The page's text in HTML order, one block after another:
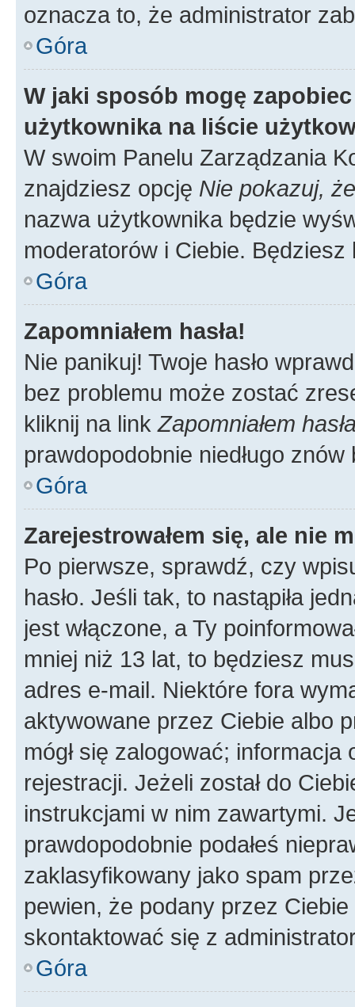
oznacza to, że administrator
Góra
W jaki sposób mogę
użytkownika na liście
W swoim Panelu Zarządzania
znajdziesz opcję Nie pokazuj,
nazwa użytkownika będzie
moderatorów i Ciebie.
Góra
Zapomniałem hasła!
Nie panikuj! Twoje hasło
bez problemu może zostać
kliknij na link Zapomniałem
prawdopodobnie niedługo
Góra
Zarejestrowałem się, ale nie
Po pierwsze, sprawdź, czy
hasło. Jeśli tak, to nastąpiła
jest włączone, a Ty
mniej niż 13 lat, to będziesz
adres e-mail. Niektóre fora
aktywowane przez Ciebie albo
mógł się zalogować;
rejestracji. Jeżeli został do
instrukcjami w nim zawartymi.
prawdopodobnie podałeś
zaklasyfikowany jako spam
pewien, że podany przez
skontaktować się z
Góra